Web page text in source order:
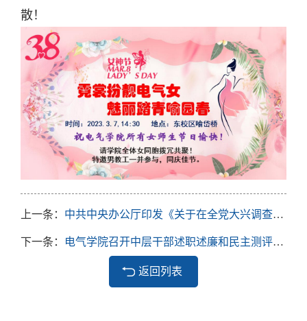
散！
上一条： 中共中央办公厅印发《关于在全党大兴调查研究的工作方案》
下一条： 电气学院召开中层干部述职述廉和民主测评会通知
返回列表